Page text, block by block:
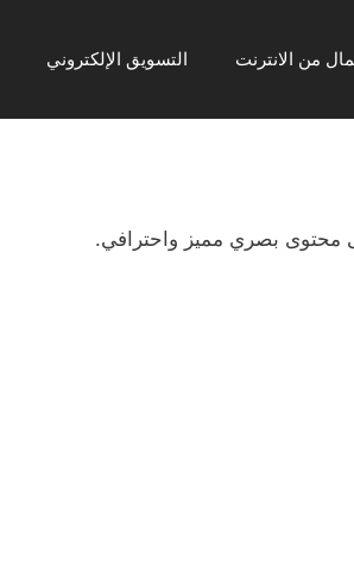
من الانترنت التسويق الإلكتروني
محتوى بصري مميز واحترافي.